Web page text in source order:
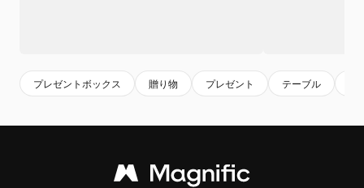
プレゼントボックス 贈り物 プレゼント テーブル